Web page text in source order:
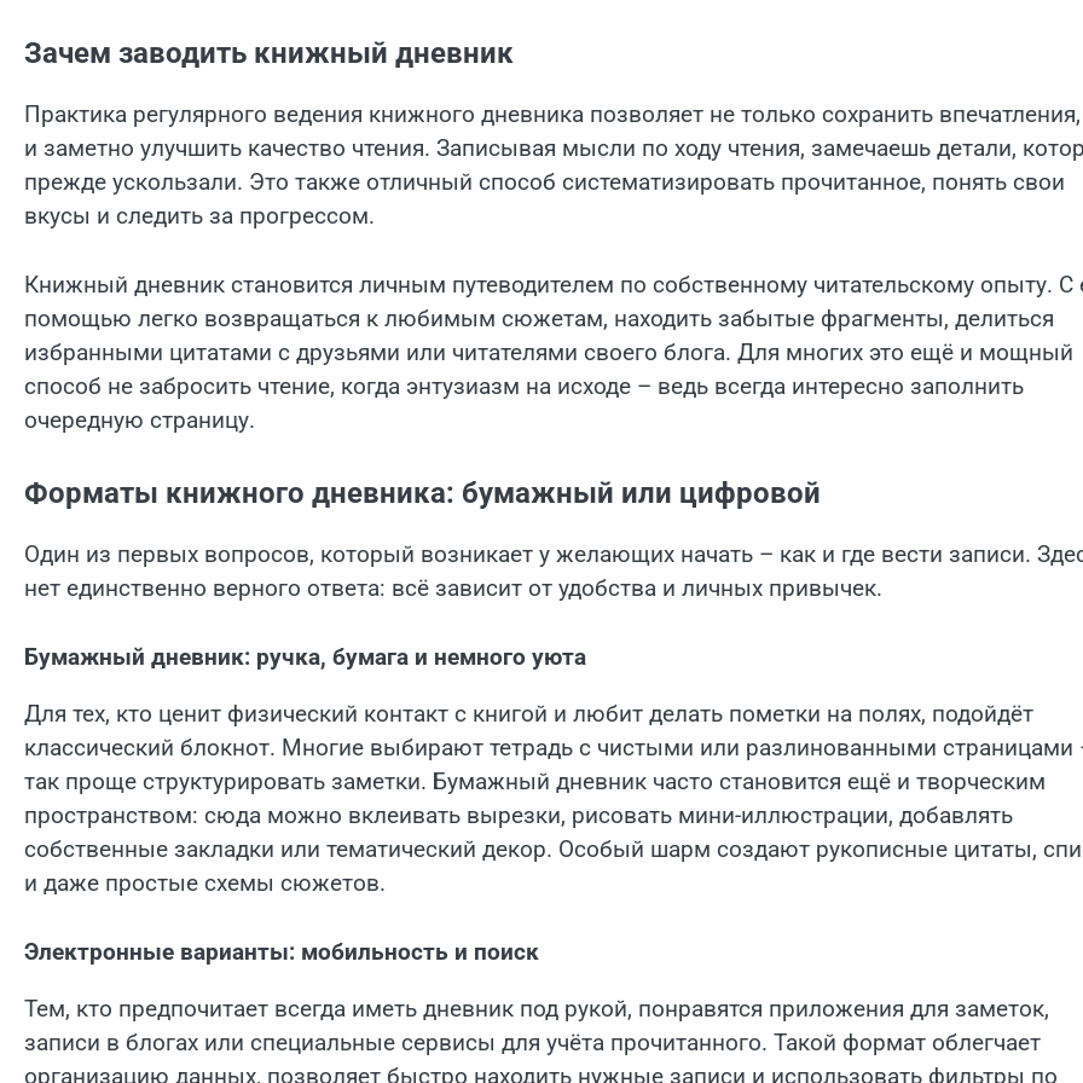
Зачем заводить книжный дневник
Практика регулярного ведения книжного дневника позволяет не только сохранить
и заметно улучшить качество чтения. Записывая мысли по ходу чтения, замечаешь детали,
прежде ускользали. Это также отличный способ систематизировать прочитанное, понять свои
вкусы и следить за прогрессом.
Книжный дневник становится личным путеводителем по собственному читательскому опыту. С
помощью легко возвращаться к любимым сюжетам, находить забытые фрагменты, делиться
избранными цитатами с друзьями или читателями своего блога. Для многих это ещё и мощный
способ не забросить чтение, когда энтузиазм на исходе – ведь всегда интересно заполнить
очередную страницу.
Форматы книжного дневника: бумажный или цифровой
Один из первых вопросов, который возникает у желающих начать – как и где вести записи.
нет единственно верного ответа: всё зависит от удобства и личных привычек.
Бумажный дневник: ручка, бумага и немного уюта
Для тех, кто ценит физический контакт с книгой и любит делать пометки на полях, подойдёт
классический блокнот. Многие выбирают тетрадь с чистыми или разлинованными страницами
так проще структурировать заметки. Бумажный дневник часто становится ещё и творческим
пространством: сюда можно вклеивать вырезки, рисовать мини-иллюстрации, добавлять
собственные закладки или тематический декор. Особый шарм создают рукописные цитаты,
и даже простые схемы сюжетов.
Электронные варианты: мобильность и поиск
Тем, кто предпочитает всегда иметь дневник под рукой, понравятся приложения для заметок,
записи в блогах или специальные сервисы для учёта прочитанного. Такой формат облегчает
организацию данных, позволяет быстро находить нужные записи и использовать фильтры по